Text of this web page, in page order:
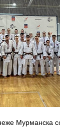
Мурманска